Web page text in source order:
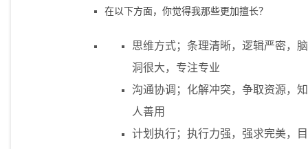
在以下方面，你觉得我那些更加擅长？
思维方式；条理清晰，逻辑严密，脑
洞很大，专注专业
沟通协调；化解冲突，争取资源，知
人善用
计划执行；执行力强，强求完美，目